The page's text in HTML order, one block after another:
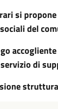
si
del
di